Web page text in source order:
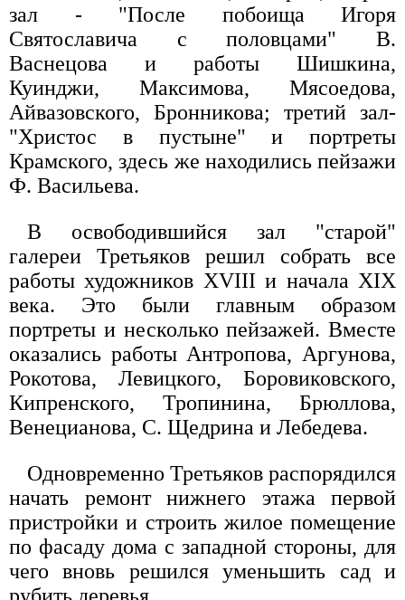
зал - "После побоища Игоря
Святославича с половцами" В.
Васнецова и работы Шишкина,
Куинджи, Максимова, Мясоедова,
Айвазовского, Бронникова; третий зал-
"Христос в пустыне" и портреты
Крамского, здесь же находились пейзажи
Ф. Васильева.
В освободившийся зал "старой"
галереи Третьяков решил собрать все
работы художников XVIII и начала XIX
века. Это были главным образом
портреты и несколько пейзажей. Вместе
оказались работы Антропова, Аргунова,
Рокотова, Левицкого, Боровиковского,
Кипренского, Тропинина, Брюллова,
Венецианова, С. Щедрина и Лебедева.
Одновременно Третьяков распорядился
начать ремонт нижнего этажа первой
пристройки и строить жилое помещение
по фасаду дома с западной стороны, для
чего вновь решился уменьшить сад и